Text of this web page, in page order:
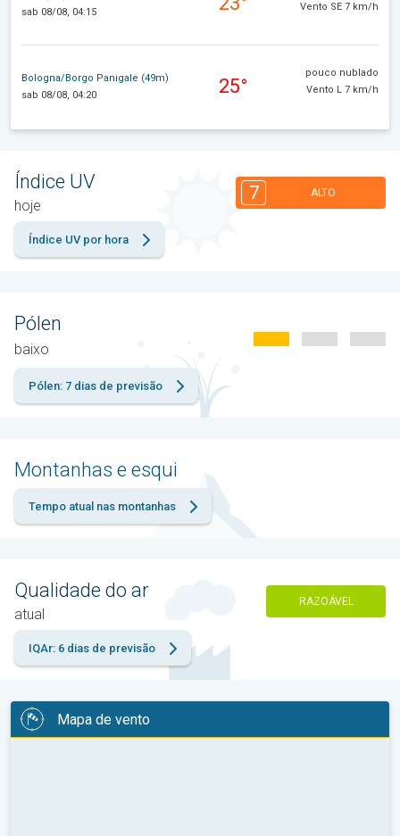
sab 08/08, 04:15
Vento SE 7 km/h
Bologna/Borgo Panigale (49m)
sab 08/08, 04:20
25°
pouco nublado
Vento L 7 km/h
Índice UV
hoje
7 ALTO
Índice UV por hora
Pólen
baixo
Pólen: 7 dias de previsão
Montanhas e esqui
Tempo atual nas montanhas
Qualidade do ar
atual
RAZOÁVEL
IQAr: 6 dias de previsão
Mapa de vento